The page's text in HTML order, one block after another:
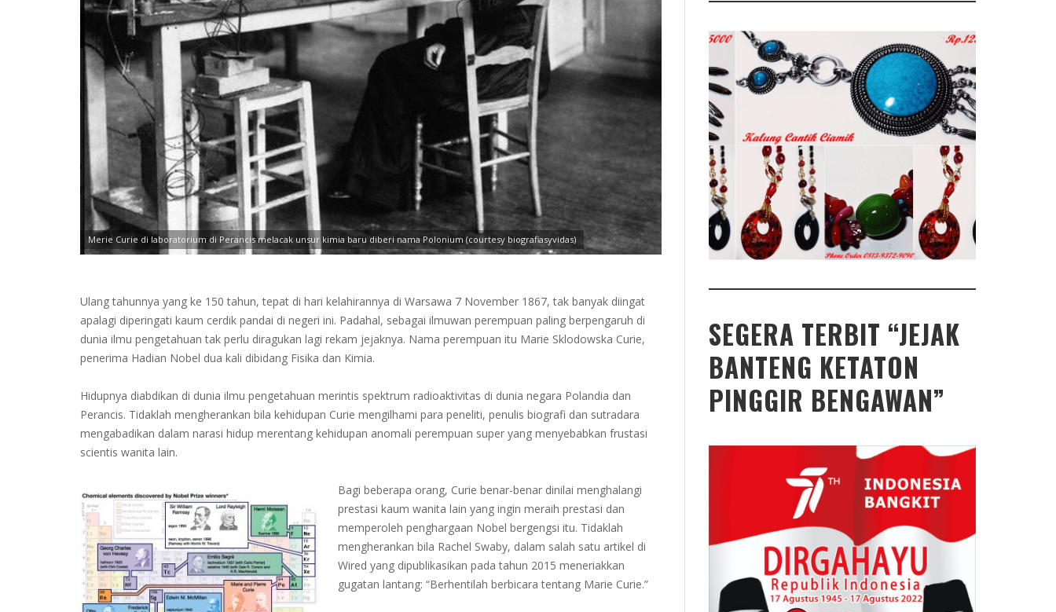
Merie Curie di laboratorium di Perancis melacak unsur kimia baru diberi nama Polonium (courtesy biografiasyvidas)
Ulang tahunnya yang ke 150 tahun, tepat di hari kelahirannya di Warsawa 7 November 1867, tak banyak diingat
apalagi diperingati kaum cerdik pandai di negeri ini. Padahal, sebagai ilmuwan perempuan paling berpengaruh di
dunia ilmu pengetahuan tak perlu diragukan lagi rekam jejaknya. Nama perempuan itu Marie Sklodowska Curie,
penerima Hadian Nobel dua kali dibidang Fisika dan Kimia.
Hidupnya diabdikan di dunia ilmu pengetahuan merintis spektrum radioaktivitas di dunia negara Polandia dan
Perancis. Tidaklah mengherankan bila kehidupan Curie mengilhami para peneliti, penulis biografi dan sutradara
mengabadikan dalam narasi hidup merentang kehidupan anomali perempuan super yang menyebabkan frustasi
scientis wanita lain.
Bagi beberapa orang, Curie benar-benar dinilai menghalangi
prestasi kaum wanita lain yang ingin meraih prestasi dan
memperoleh penghargaan Nobel bergengsi itu. Tidaklah
mengherankan bila Rachel Swaby, dalam salah satu artikel di
Wired yang dipublikasikan pada tahun 2015 meneriakkan
gugatan lantang: “Berhentilah berbicara tentang Marie Curie.”
SEGERA TERBIT “JEJAK
BANTENG KETATON
PINGGIR BENGAWAN”